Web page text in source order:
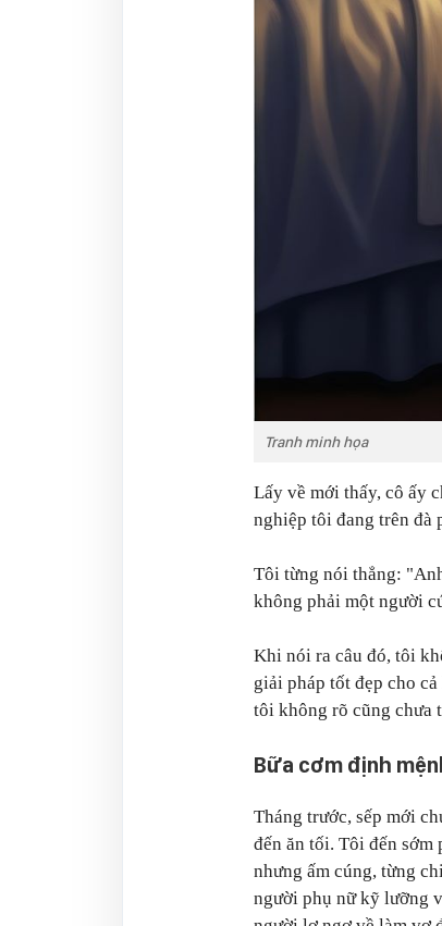
Tranh minh họa
Lấy về mới thấy, cô ấy
nghiệp tôi đang trên đà
Tôi từng nói thẳng:
không phải một người
Khi nói ra câu đó, tôi
giải pháp tốt đẹp cho
tôi không rõ cũng chưa
Bữa cơm định
Tháng trước, sếp mới
đến ăn tối. Tôi đến sớm
nhưng ấm cúng, từng
người phụ nữ kỹ lưỡng